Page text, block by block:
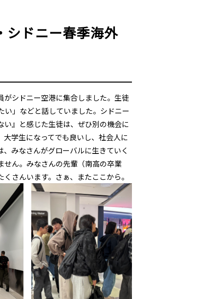
シドニー春季海外
がシドニー空港に集合しました。生徒
い」などと話していました。シドニー
』と感じた生徒は、ぜひ別の機会に
学生になってでも良いし、社会人に
みなさんがグローバルに生きていく
せん。みなさんの先輩（南高の卒業
さんいます。さぁ、またここから。